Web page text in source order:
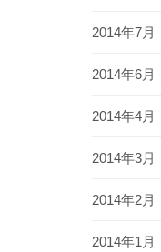
2014年7月
2014年6月
2014年4月
2014年3月
2014年2月
2014年1月